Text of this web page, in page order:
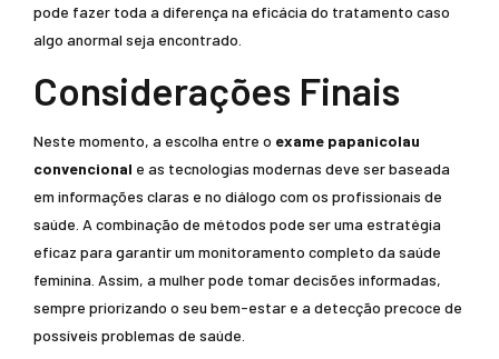
pode fazer toda a diferença na eficácia do tratamento caso
algo anormal seja encontrado.
Considerações Finais
Neste momento, a escolha entre o exame papanicolau
convencional e as tecnologias modernas deve ser baseada
em informações claras e no diálogo com os profissionais de
saúde. A combinação de métodos pode ser uma estratégia
eficaz para garantir um monitoramento completo da saúde
feminina. Assim, a mulher pode tomar decisões informadas,
sempre priorizando o seu bem-estar e a detecção precoce de
possíveis problemas de saúde.